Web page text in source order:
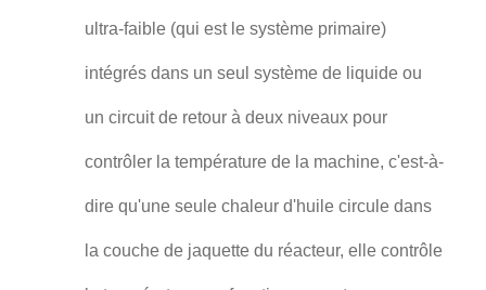
ultra-faible (qui est le système primaire)
intégrés dans un seul système de liquide ou
un circuit de retour à deux niveaux pour
contrôler la température de la machine, c'est-à-
dire qu'une seule chaleur d'huile circule dans
la couche de jaquette du réacteur, elle contrôle